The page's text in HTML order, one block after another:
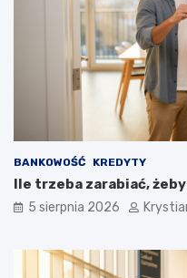
BANKOWOŚĆ KREDYTY
Ile trzeba zarabiać,
5 sierpnia 2026